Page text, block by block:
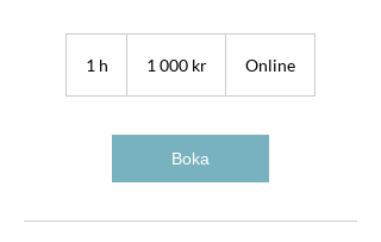
1 h
kronor1 000 kr Online
Boka